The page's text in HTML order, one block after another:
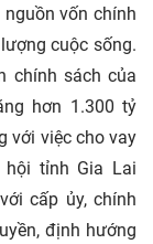
vốn chính
cuộc sống.
chính sách của
hơn 1.300 tỷ
với việc cho vay
hội tỉnh Gia Lai
cấp ủy, chính
định hướng